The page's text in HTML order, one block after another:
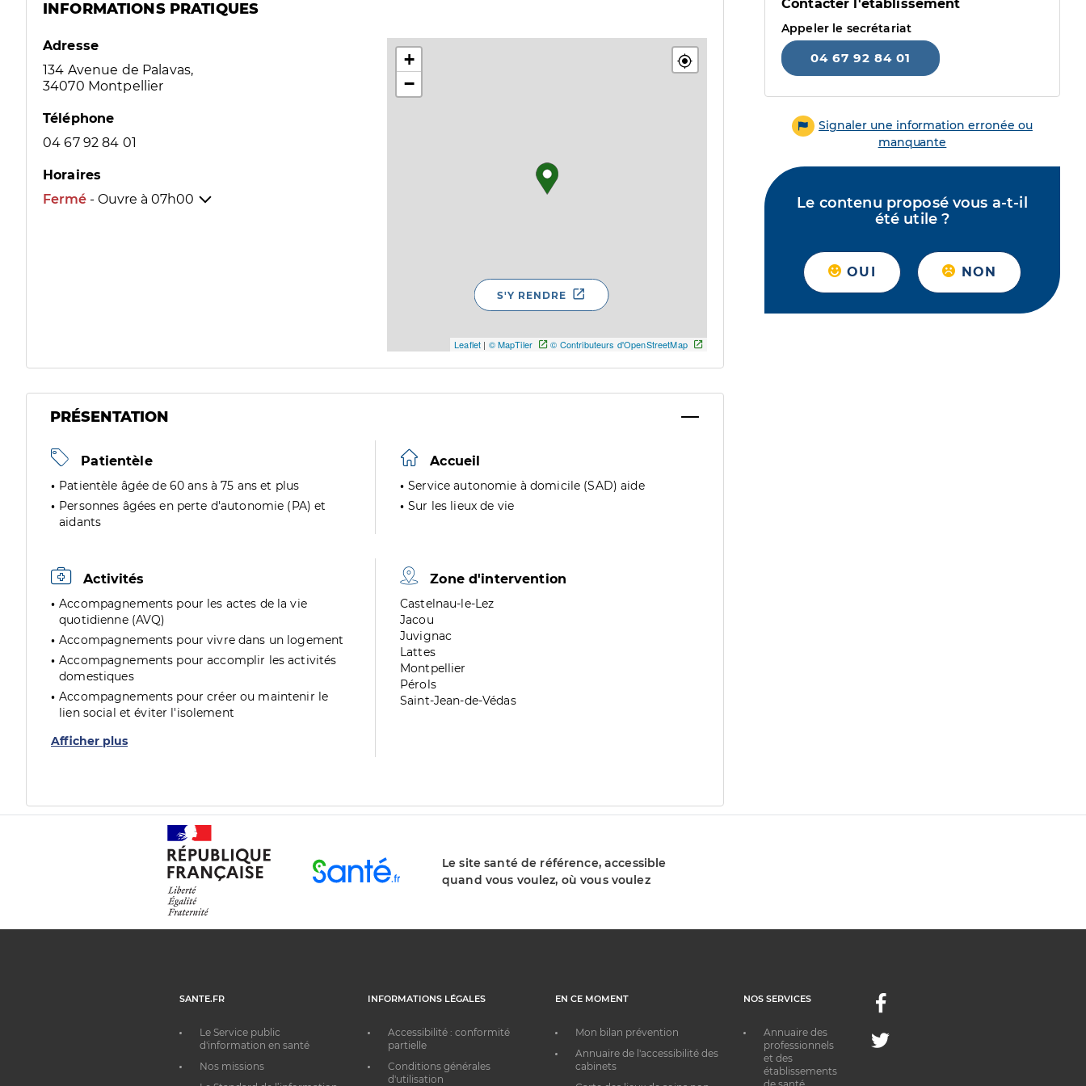
INFORMATIONS PRATIQUES
Adresse
134 Avenue de Palavas,
34070 Montpellier
Téléphone
04 67 92 84 01
Horaires
Fermé - Ouvre à 07h00
+
−
Leaflet | © MapTiler © Contributeurs d'OpenStreetMap
S'Y RENDRE
PRÉSENTATION
Patientèle
Patientèle âgée de 60 ans à 75 ans et plus
Personnes âgées en perte d'autonomie (PA) et
aidants
Accueil
Service autonomie à domicile (SAD) aide
Sur les lieux de vie
Activités
Accompagnements pour les actes de la vie
quotidienne (AVQ)
Accompagnements pour vivre dans un logement
Accompagnements pour accomplir les activités
domestiques
Accompagnements pour créer ou maintenir le
lien social et éviter l'isolement
Afficher plus
Zone d'intervention
Zone
de
division
Castelnau-le-Lez
Zone
de
division
Jacou
Zone
de
division
Juvignac
Zone
de
division
Lattes
Zone
de
division
Montpellier
Zone
de
Pérols
Zone
Saint-Jean-de-Védas
Contacter l'établissement
Appeler le secrétariat
04 67 92 84 01
Signaler une information erronée ou
manquante
Le contenu proposé vous a-t-il
été utile ?
OUI NON
Le site santé de référence, accessible
quand vous voulez, où vous voulez
SANTE.FR
Le Service public
d'information en santé
Nos missions
INFORMATIONS LÉGALES
Accessibilité : conformité
partielle
Conditions générales
d'utilisation
EN CE MOMENT
Mon bilan prévention
Annuaire de l'accessibilité des
cabinets
NOS SERVICES
Annuaire des
professionnels
et des
établissements
Facebook
Twitter